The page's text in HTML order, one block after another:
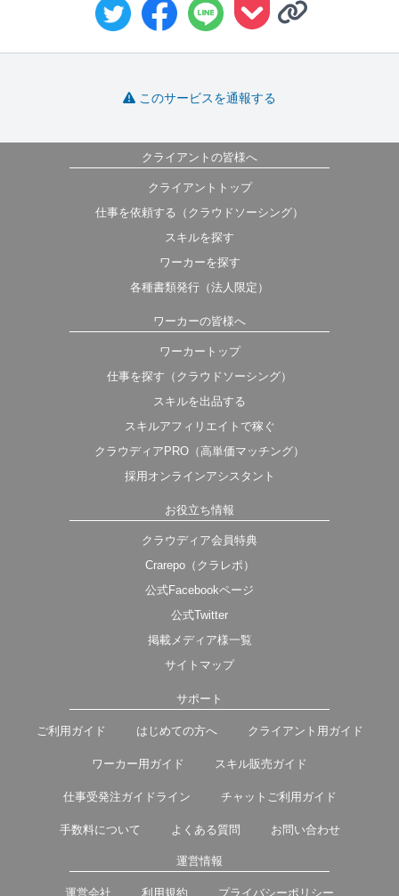
このサービスを通報する
クライアントの皆様へ
クライアントトップ
仕事を依頼する（クラウドソーシング）
スキルを探す
ワーカーを探す
各種書類発行（法人限定）
ワーカーの皆様へ
ワーカートップ
仕事を探す（クラウドソーシング）
スキルを出品する
スキルアフィリエイトで稼ぐ
クラウディアPRO（高単価マッチング）
採用オンラインアシスタント
お役立ち情報
クラウディア会員特典
Crarepo（クラレポ）
公式Facebookページ
公式Twitter
掲載メディア様一覧
サイトマップ
サポート
ご利用ガイド はじめての方へ クライアント用ガイド
ワーカー用ガイド スキル販売ガイド
仕事受発注ガイドライン チャットご利用ガイド
手数料について よくある質問 お問い合わせ
運営情報
運営会社 利用規約 プライバシーポリシー